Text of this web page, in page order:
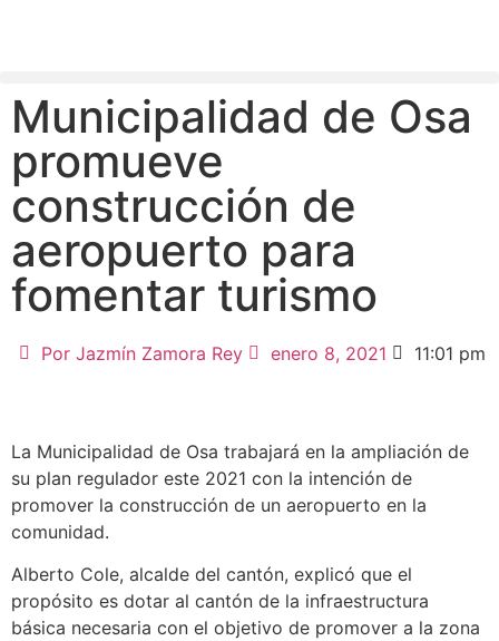
Municipalidad de Osa
promueve
construcción de
aeropuerto para
fomentar turismo
Por Jazmín Zamora Rey enero 8, 2021 11:01 pm
La Municipalidad de Osa trabajará en la ampliación de
su plan regulador este 2021 con la intención de
promover la construcción de un aeropuerto en la
comunidad.
Alberto Cole, alcalde del cantón, explicó que el
propósito es dotar al cantón de la infraestructura
básica necesaria con el objetivo de promover a la zona